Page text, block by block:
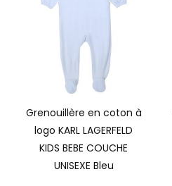
Grenouillère en coton à
logo KARL LAGERFELD
KIDS BEBE COUCHE
UNISEXE Bleu